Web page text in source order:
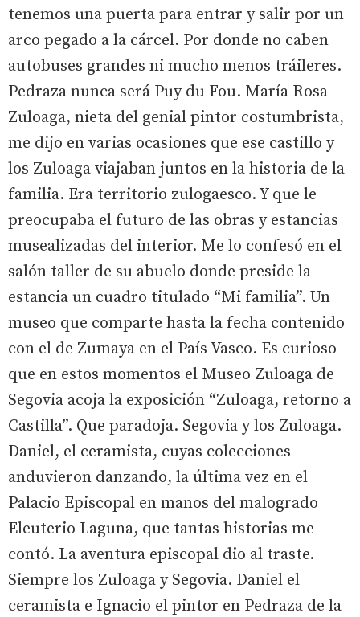
tenemos una puerta para entrar y salir por un
arco pegado a la cárcel. Por donde no caben
autobuses grandes ni mucho menos tráileres.
Pedraza nunca será Puy du Fou. María Rosa
Zuloaga, nieta del genial pintor costumbrista,
me dijo en varias ocasiones que ese castillo y
los Zuloaga viajaban juntos en la historia de la
familia. Era territorio zulogaesco. Y que le
preocupaba el futuro de las obras y estancias
musealizadas del interior. Me lo confesó en el
salón taller de su abuelo donde preside la
estancia un cuadro titulado “Mi familia”. Un
museo que comparte hasta la fecha contenido
con el de Zumaya en el País Vasco. Es curioso
que en estos momentos el Museo Zuloaga de
Segovia acoja la exposición “Zuloaga, retorno a
Castilla”. Que paradoja. Segovia y los Zuloaga.
Daniel, el ceramista, cuyas colecciones
anduvieron danzando, la última vez en el
Palacio Episcopal en manos del malogrado
Eleuterio Laguna, que tantas historias me
contó. La aventura episcopal dio al traste.
Siempre los Zuloaga y Segovia. Daniel el
ceramista e Ignacio el pintor en Pedraza de la